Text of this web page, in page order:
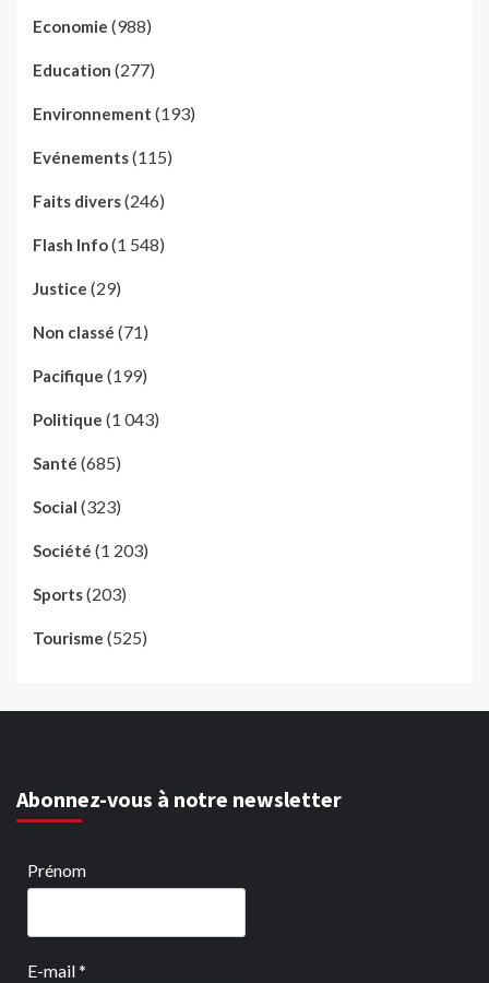
Economie (988)
Education (277)
Environnement (193)
Evénements(115)
Faits divers(246)
Flash Info(1 548)
Justice (29)
Non classé (71)
Pacifique (199)
Politique (1 043)
Santé (685)
Social (323)
Société (1 203)
Sports(203)
Tourisme (525)
Abonnez-vous à notre newsletter
Prénom
E-mail*